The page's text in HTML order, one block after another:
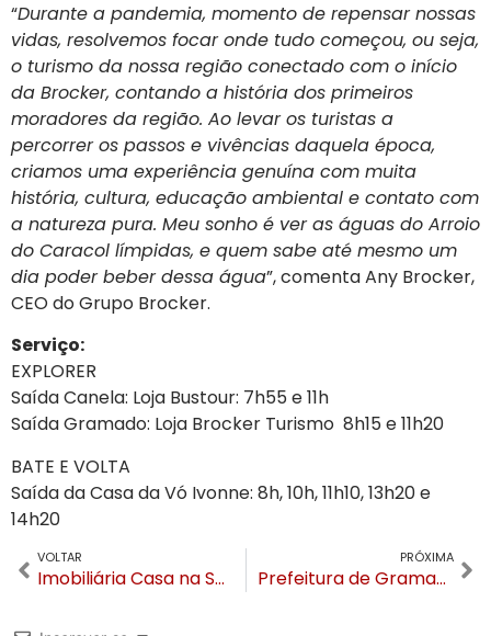
“Durante a pandemia, momento de repensar nossas
vidas, resolvemos focar onde tudo começou, ou seja,
o turismo da nossa região conectado com o início
da Brocker, contando a história dos primeiros
moradores da região. Ao levar os turistas a
percorrer os passos e vivências daquela época,
criamos uma experiência genuína com muita
história, cultura, educação ambiental e contato com
a natureza pura. Meu sonho é ver as águas do Arroio
do Caracol límpidas, e quem sabe até mesmo um
dia poder beber dessa água”, comenta Any Brocker,
CEO do Grupo Brocker.
Serviço:
EXPLORER
Saída Canela: Loja Bustour: 7h55 e 11h
Saída Gramado: Loja Brocker Turismo 8h15 e 11h20
BATE E VOLTA
Saída da Casa da Vó Ivonne: 8h, 10h, 11h10, 13h20 e
14h20
VOLTAR
Imobiliária Casa na Serra inaugura terceira filial, agora na Borges de Medeiros
PRÓXIMA
Prefeitura de Gramado entrega dois carros e equipamentos novos para a Secretaria da Saúde